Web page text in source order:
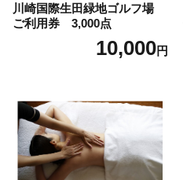
川崎国際生田緑地ゴルフ場
ご利用券 3,000点
10,000円